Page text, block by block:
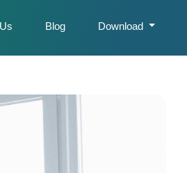
Blog Download